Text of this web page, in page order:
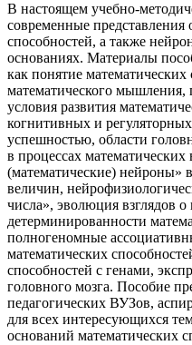
В настоящем учебно-
современные
способностей, а также
основаниях. Материалы
как понятие
математического мышления,
условия развития
когнитивных и
успешностью, области
в процессах
(математические) нейроны»
величин,
числа», эволюция взглядов о
детерминированности
полногеномные
математических
способностей с генами,
головного мозга. Пособие
педагогических ВУЗов,
для всех интересующихся
оснований математических